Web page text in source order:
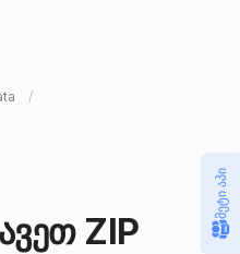
ZIP
მეტი აპი